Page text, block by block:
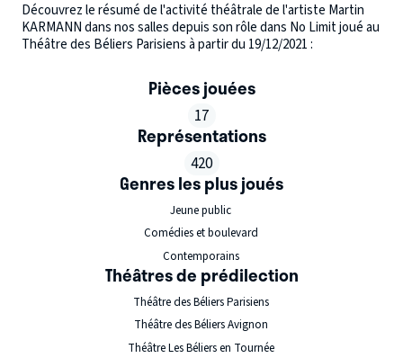
Découvrez le résumé de l'activité théâtrale de l'artiste Martin
KARMANN dans nos salles depuis son rôle dans No Limit joué au
Théâtre des Béliers Parisiens à partir du 19/12/2021 :
Pièces jouées
17
Représentations
420
Genres les plus joués
Jeune public
Comédies et boulevard
Contemporains
Théâtres de prédilection
Théâtre des Béliers Parisiens
Théâtre des Béliers Avignon
Théâtre Les Béliers en Tournée